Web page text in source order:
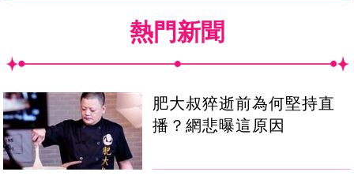
熱門新聞
肥大叔猝逝前為何堅持直
播？網悲曝這原因